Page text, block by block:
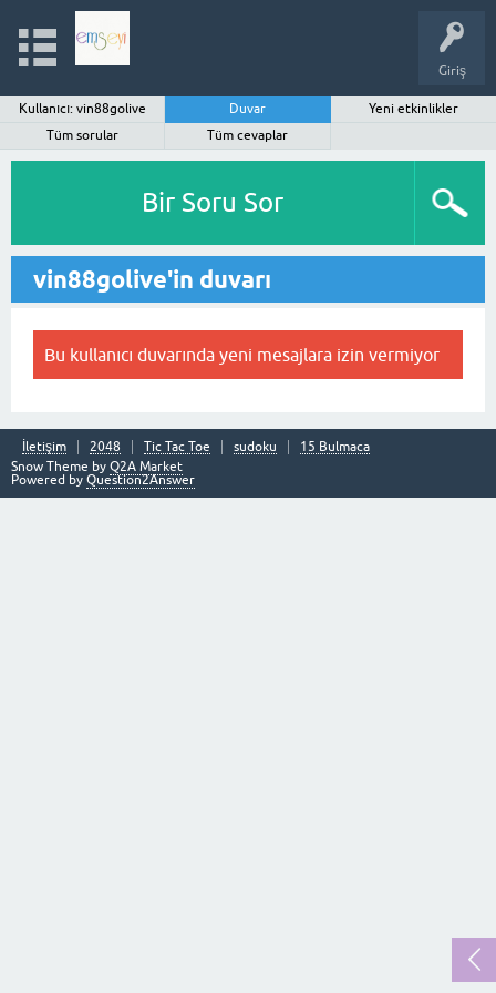
Giriş
Kullanıcı: vin88golive Duvar
Yeni etkinlikler
Tüm sorular
Tüm cevaplar
Bir Soru Sor
vin88golive'in duvarı
Bu kullanıcı duvarında yeni mesajlara izin vermiyor
İletişim 2048 Tic Tac Toe sudoku
15 Bulmaca
Snow Theme by Q2A Market
Powered by Question2Answer